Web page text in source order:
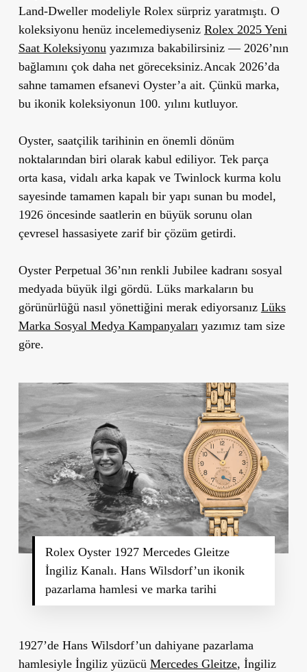
Land-Dweller modeliyle Rolex sürpriz yaratmıştı. O
koleksiyonu henüz incelemediyseniz Rolex 2025 Yeni
Saat Koleksiyonu yazımıza bakabilirsiniz — 2026’nın
bağlamını çok daha net göreceksiniz.Ancak 2026’da
sahne tamamen efsanevi Oyster’a ait. Çünkü marka,
bu ikonik koleksiyonun 100. yılını kutluyor.
Oyster, saatçilik tarihinin en önemli dönüm
noktalarından biri olarak kabul ediliyor. Tek parça
orta kasa, vidalı arka kapak ve Twinlock kurma kolu
sayesinde tamamen kapalı bir yapı sunan bu model,
1926 öncesinde saatlerin en büyük sorunu olan
çevresel hassasiyete zarif bir çözüm getirdi.
Oyster Perpetual 36’nın renkli Jubilee kadranı sosyal
medyada büyük ilgi gördü. Lüks markaların bu
görünürlüğü nasıl yönettiğini merak ediyorsanız Lüks
Marka Sosyal Medya Kampanyaları yazımız tam size
göre.
Rolex Oyster 1927 Mercedes Gleitze
İngiliz Kanalı. Hans Wilsdorf’un ikonik
pazarlama hamlesi ve marka tarihi
1927’de Hans Wilsdorf’un dahiyane pazarlama
hamlesiyle İngiliz yüzücü Mercedes Gleitze, İngiliz